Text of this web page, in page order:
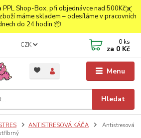
Shop-Box, při objednávce nad 500Kč a
máme skladem – odesíláme v pracovních
do 24 hodin.📦
Menu
CZK
Hledat
0 ks
za 0 Kč
ANTISTRESOVÁ KÁČA
Antistresová